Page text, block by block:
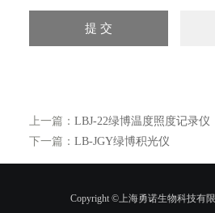
上一篇： LBJ-22绿博温度照度记录仪
下一篇： LB-JGY绿博积光仪
Copyright ©上海勇诺生物科技有